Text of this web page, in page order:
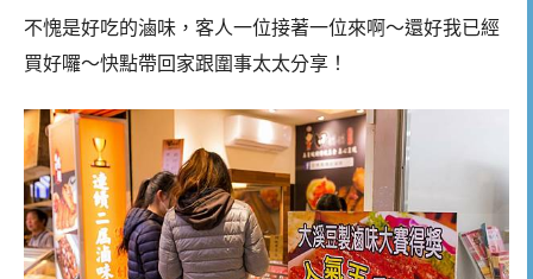
不愧是好吃的滷味，客人一位接著一位來啊～還好我已經
買好囉～快點帶回家跟圍事太太分享！